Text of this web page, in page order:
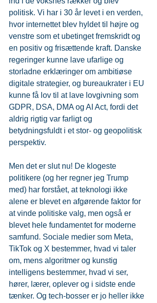
politisk. Vi har i 30 år levet i en verden,
hvor internettet blev hyldet til højre og
venstre som et ubetinget fremskridt og
en positiv og frisættende kraft. Danske
regeringer kunne lave ufarlige og
storladne erklæringer om ambitiøse
digitale strategier, og bureaukrater i EU
kunne få lov til at lave lovgivning som
GDPR, DSA, DMA og AI Act, fordi det
aldrig rigtig var farligt og
betydningsfuldt i et stor- og geopolitisk
perspektiv.
Men det er slut nu! De klogeste
politikere (og her regner jeg Trump
med) har forstået, at teknologi ikke
alene er blevet en afgørende faktor for
at vinde politiske valg, men også er
blevet hele fundamentet for moderne
samfund. Sociale medier som Meta,
TikTok og X bestemmer, hvad vi taler
om, mens algoritmer og kunstig
intelligens bestemmer, hvad vi ser,
hører, lærer, oplever og i sidste ende
tænker. Og tech-bosser er jo heller ikke